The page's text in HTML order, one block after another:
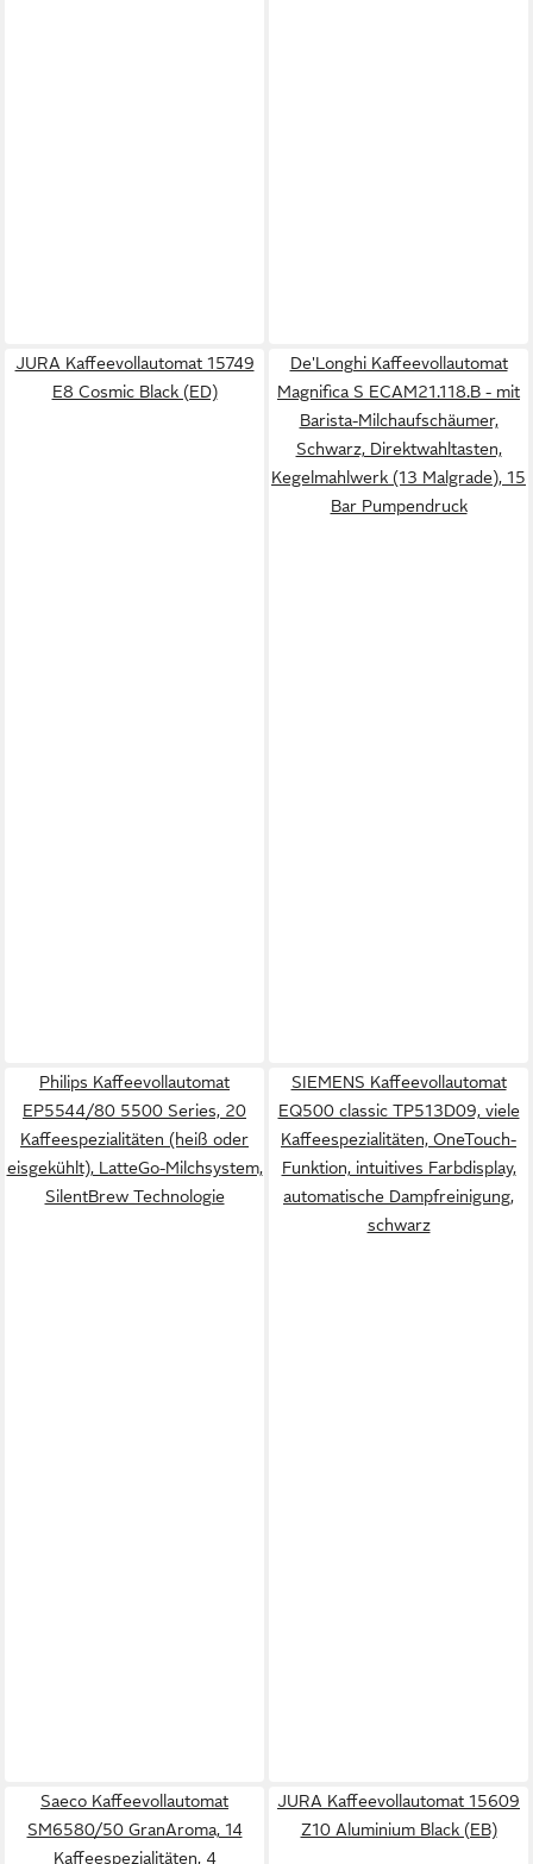
JURA Kaffeevollautomat 15749
E8 Cosmic Black (ED)
De'Longhi Kaffeevollautomat
Magnifica S ECAM21.118.B - mit
Barista-Milchaufschäumer,
Schwarz, Direktwahltasten,
Kegelmahlwerk (13 Malgrade), 15
Bar Pumpendruck
Philips Kaffeevollautomat
EP5544/80 5500 Series, 20
Kaffeespezialitäten (heiß oder
eisgekühlt), LatteGo-Milchsystem,
SilentBrew Technologie
SIEMENS Kaffeevollautomat
EQ500 classic TP513D09, viele
Kaffeespezialitäten, OneTouch-
Funktion, intuitives Farbdisplay,
automatische Dampfreinigung,
schwarz
Saeco Kaffeevollautomat
SM6580/50 GranAroma, 14
Kaffeespezialitäten, 4
JURA Kaffeevollautomat 15609
Z10 Aluminium Black (EB)